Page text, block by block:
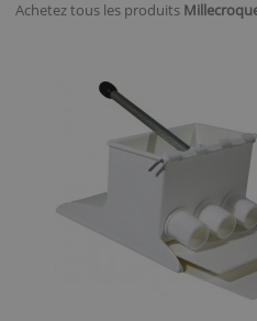
Achetez tous les produits